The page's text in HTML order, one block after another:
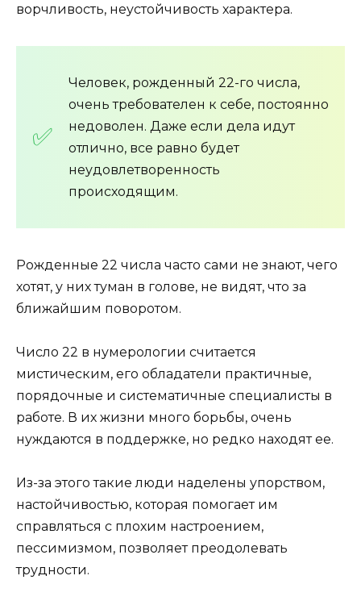
ворчливость, неустойчивость характера.
Человек, рожденный 22-го числа,
очень требователен к себе, постоянно
недоволен. Даже если дела идут
отлично, все равно будет
неудовлетворенность
происходящим.
Рожденные 22 числа часто сами не знают, чего
хотят, у них туман в голове, не видят, что за
ближайшим поворотом.
Число 22 в нумерологии считается
мистическим, его обладатели практичные,
порядочные и систематичные специалисты в
работе. В их жизни много борьбы, очень
нуждаются в поддержке, но редко находят ее.
Из-за этого такие люди наделены упорством,
настойчивостью, которая помогает им
справляться с плохим настроением,
пессимизмом, позволяет преодолевать
трудности.